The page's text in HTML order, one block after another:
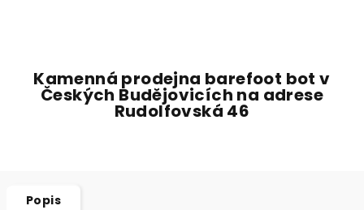
Kamenná prodejna barefoot bot v
Českých Budějovicích na adrese
Rudolfovská 46
Popis